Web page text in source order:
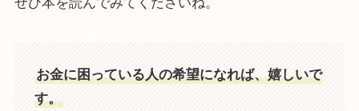
お金に困っている人の希望になれば、嬉しいで
す。